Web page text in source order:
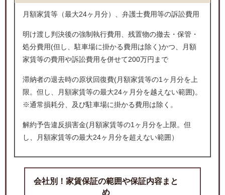
月額家賃等（最大24ヶ月分）、弁護士費用等の訴訟費用
明け渡し判決後の強制執行費用、残置物の撤去・保管・
処分費用(但し、駐車場に掛かる費用は除く)かつ、月額
家賃等の費用や訴訟費用を併せて200万円まで
滞納者の退去時の原状回復費(月額家賃等の1ヶ月分を上
限。但し、月額家賃等の最大24ヶ月分を越えない範囲)。
※通常損耗分、及び駐車場に掛かる費用は除く。
解約予告違反損害金(月額家賃等の1ヶ月分を上限。但
し、月額家賃等の最大24ヶ月分を超えない範囲）
会社別！家賃保証の範囲や保証内容まと
め